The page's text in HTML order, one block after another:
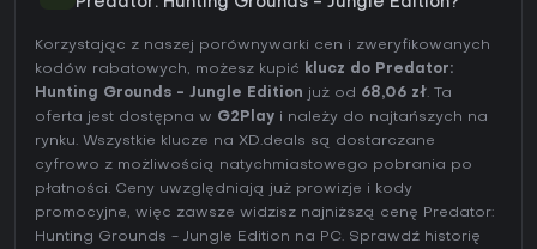
Korzystając z naszej porównywarki cen i zweryfikowanych
kodów rabatowych, możesz kupić klucz do Predator:
Hunting Grounds - Jungle Edition już od 68,06 zł. Ta
oferta jest dostępna w G2Play i należy do najtańszych na
rynku. Wszystkie klucze na XD.deals są dostarczane
cyfrowo z możliwością natychmiastowego pobrania po
płatności. Ceny uwzględniają już prowizje i kody
promocyjne, więc zawsze widzisz najniższą cenę Predator:
Hunting Grounds - Jungle Edition na PC. Sprawdź historię